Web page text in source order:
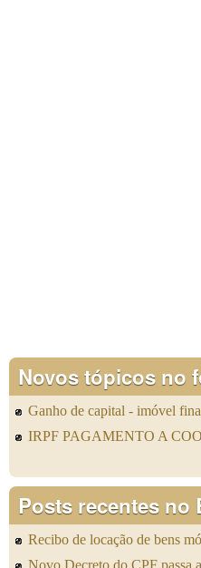
Novos tópicos no
Ganho de capital - imóvel
IRPF PAGAMENTO A
Posts recentes no
Recibo de locação de bens
Novo Decreto do CPF passa